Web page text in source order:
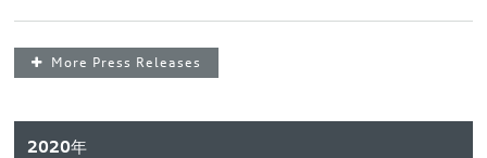
More Press Releases
2020年